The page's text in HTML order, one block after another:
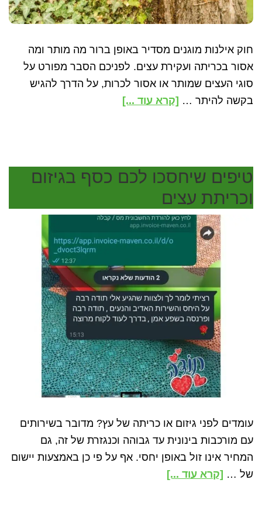
חוק אילנות מוגנים מסדיר באופן ברור מה מותר ומה
אסור בכריתה ועקירת עצים. לפניכם הסבר מפורט על
סוגי העצים שמותר או אסור לכרות, על הדרך להגיש
בקשה להיתר … [קרא עוד ...]about
–
מה
החוק
או
עקירת
עצים?
טיפים שיחסכו לכם כסף בגיזום
וכריתת עצים
עומדים לפני גיזום או כריתה של עץ? מדובר בשירותים
עם מורכבות בינונית עד גבוהה וכנגזרת של זה, גם
המחיר אינו זול באופן יחסי. אף על פי כן באמצעות יישום
של … [קרא עוד ...]about